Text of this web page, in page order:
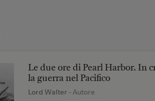
Le due ore di Pearl Harbor. In
la guerra nel Pacifico
Lord Walter - Autore